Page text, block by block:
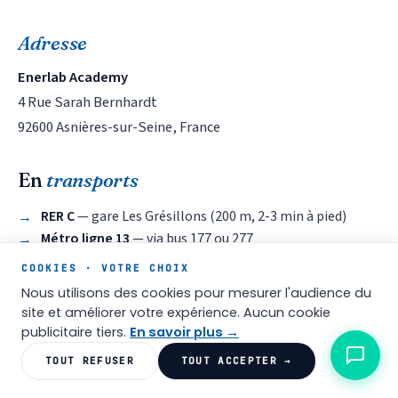
Adresse
Enerlab Academy
4 Rue Sarah Bernhardt
92600 Asnières-sur-Seine, France
Entransports
RER C— gare Les Grésillons (200 m, 2-3 min à pied)
Métro ligne 13— via bus 177 ou 277
Métro ligne 14— via RER C jusqu'à Saint-Lazare
Transilien J & L
— gare Asnières-sur-Seine
Bus locaux— 137, 138, 174
Futur Métro ligne 15(Grand Paris Express, 2029)
Envoiture
COOKIES · VOTRE CHOIX
Nous utilisons des cookies pour mesurer l'audience du
site et améliorer votre expérience. Aucun cookie
publicitaire tiers. En savoir plus →
TOUT REFUSER TOUT ACCEPTER →